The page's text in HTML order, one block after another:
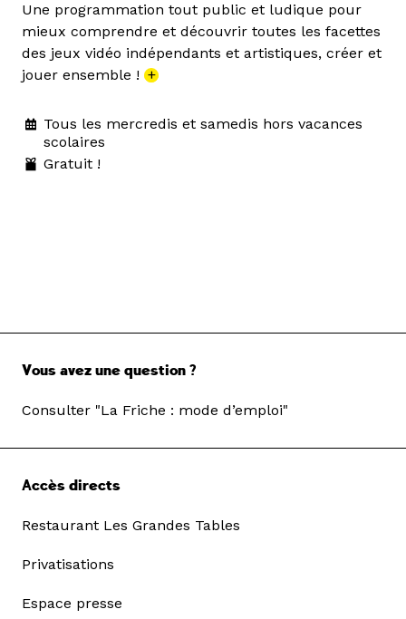
Une programmation tout public et ludique pour
mieux comprendre et découvrir toutes les facettes
des jeux vidéo indépendants et artistiques, créer et
jouer ensemble ! +
Tous les mercredis et samedis hors vacances
scolaires
Gratuit !
Vous avez une question ?
Consulter "La Friche : mode d’emploi"
Accès directs
Restaurant Les Grandes Tables
Privatisations
Espace presse